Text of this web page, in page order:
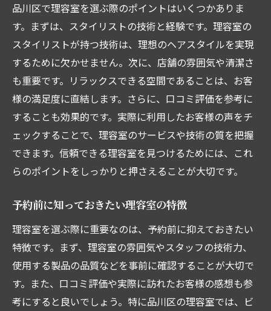
夜間営業の理容室の紹介
仕事帰りにリフレッシュできるメニュー
アクセスの良い理容室一覧
忙しい日常をサポートする理容室
ビジネスマンにおすすめのサービス
即日予約可能な理容室の情報
品川区でプロの技術を体験できる理容室の紹介
プロが手掛けるカットスタイルの魅力
技術力の高い理容師の選び方
理容室でのサービス内容と料金
初めての方におすすめの理容室
理容室での体験談と口コミ
品川区で理容室を選ぶ際のポイントはいくつかありま
す。まずは、スタイリストの技術と経験です。理容室の
スタイリストが持つ技術は、理想のヘアスタイルを実現
するために欠かせません。次に、店舗の雰囲気や清潔さ
も重要です。リラックスできる空間であることは、お客
様の満足度に直結します。さらに、口コミ評価を参考に
することも効果的です。実際に利用したお客様の声をチ
ェックすることで、理容室のサービスや技術の質を把握
できます。信頼できる理容室を見つけるためには、これ
らのポイントをしっかりと押さえることが大切です。
予約前に知っておきたい理容室の特徴
理容室を選ぶ際に重要なのは、予約前に抑えておきたい
特徴です。まず、理容室の雰囲気やスタッフの技術力、
使用する製品の品質などを事前に確認することが大切で
す。また、口コミ評価や実際に訪れたお客様の感想も参
考にすると良いでしょう。特に品川区の理容室では、ビ